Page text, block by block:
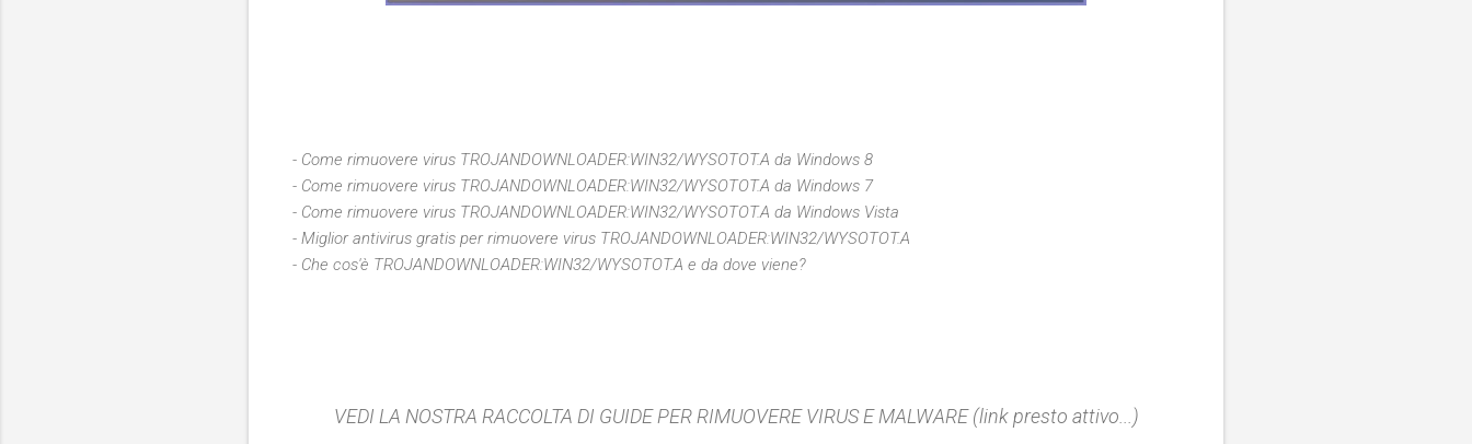
- Come rimuovere virus TROJANDOWNLOADER:WIN32/WYSOTOT.A da Windows 8
- Come rimuovere virus TROJANDOWNLOADER:WIN32/WYSOTOT.A da Windows 7
- Come rimuovere virus TROJANDOWNLOADER:WIN32/WYSOTOT.A da Windows Vista
- Miglior antivirus gratis per rimuovere virus TROJANDOWNLOADER:WIN32/WYSOTOT.A
- Che cos'è TROJANDOWNLOADER:WIN32/WYSOTOT.A e da dove viene?
VEDI LA NOSTRA RACCOLTA DI GUIDE PER RIMUOVERE VIRUS E MALWARE (link presto attivo...)